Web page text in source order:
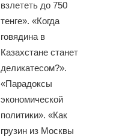
взлететь до 750
тенге». «Когда
говядина в
Казахстане станет
деликатесом?».
«Парадоксы
экономической
политики». «Как
грузин из Москвы